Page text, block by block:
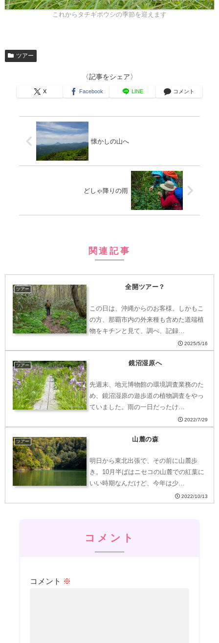
これからタチギボウシの季節を迎えます
ツアー
〈記事をシェア〉
X Facebook LINE コメント
懐かしの山へ
どしゃ降りの雨
関連記事
ツアー 全開ツアー？
この日は、沖縄からのお客様。しかもこ
の方、那覇市内の外来種も含めた道端植
物をキチンと見て、調べ、記録…
2025/5/16
ツアー 鏡沼湿原へ
先週末、地元博物館の環境調査業務のた
め、鏡沼湿原の遊歩道の植物調査をやっ
ていました。雨の一日だったけ…
2022/7/29
ツアー 山麓の森
明日から東北出張で、その前に山麓歩
き。10月半ばはニセコの山麓での紅葉に
いい時期なんだけど、今年は少…
2022/10/13
コメント
コメント ※